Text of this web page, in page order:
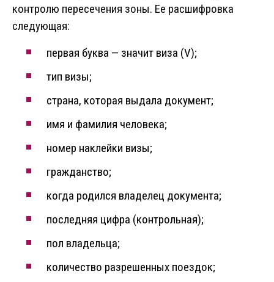
контролю пересечения зоны. Ее расшифровка
следующая:
первая буква — значит виза (V);
тип визы;
страна, которая выдала документ;
имя и фамилия человека;
номер наклейки визы;
гражданство;
когда родился владелец документа;
последняя цифра (контрольная);
пол владельца;
количество разрешенных поездок;